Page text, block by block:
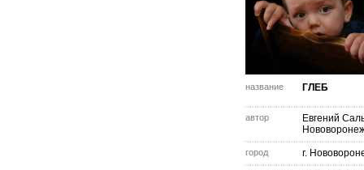
название ГЛЕБ
автор
Евгений
город г.